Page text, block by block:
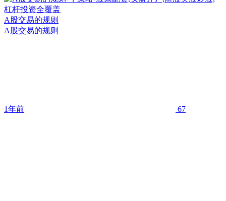
A股交易的规则
A股交易的规则
1年前 67